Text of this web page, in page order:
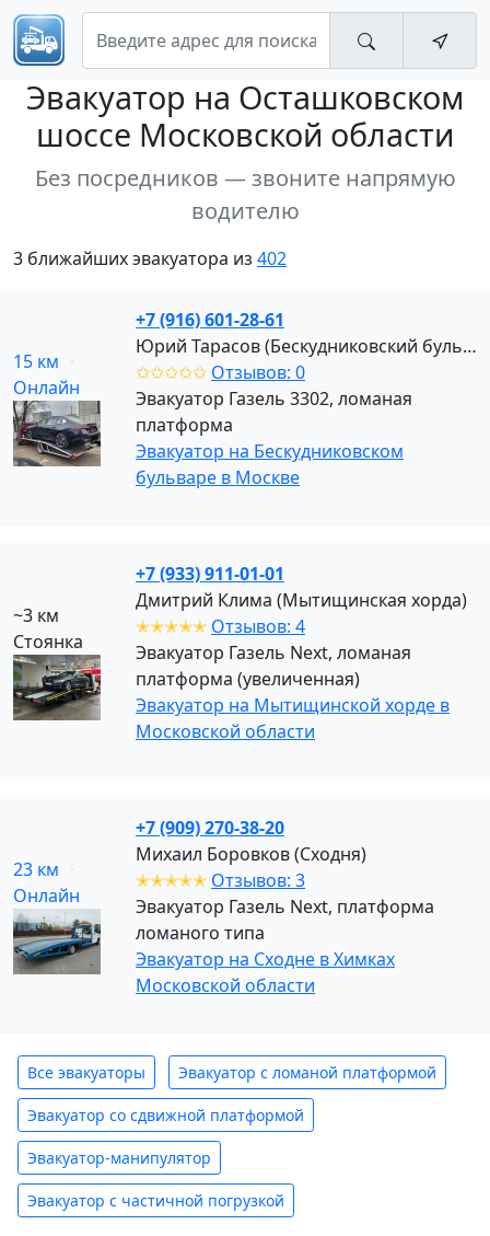
Эвакуатор на Осташковском
шоссе Московской области
Без посредников — звоните напрямую
водителю
3 ближайших эвакуатора из 402
15 км
Онлайн
+7 (916) 601-28-61
Юрий Тарасов (Бескудниковский бульвар)
✩✩✩✩✩ Отзывов: 0
Эвакуатор Газель 3302, ломаная
платформа
Эвакуатор на Бескудниковском
бульваре в Москве
~3 км
Стоянка
+7 (933) 911-01-01
Дмитрий Клима (Мытищинская хорда)
✭✭✭✭✭ Отзывов: 4
Эвакуатор Газель Next, ломаная
платформа (увеличенная)
Эвакуатор на Мытищинской хорде в
Московской области
23 км
Онлайн
+7 (909) 270-38-20
Михаил Боровков (Сходня)
✭✭✭✭✭ Отзывов: 3
Эвакуатор Газель Next, платформа
ломаного типа
Эвакуатор на Сходне в Химках
Московской области
Все эвакуаторы Эвакуатор с ломаной платформой
Эвакуатор со сдвижной платформой
Эвакуатор-манипулятор
Эвакуатор с частичной погрузкой